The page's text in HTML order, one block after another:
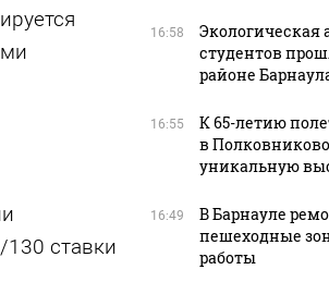
130 ставки
16:58
Экологическая
студентов
районе
16:55
К 65-летию
в
уникальную
16:49
В Барнауле
пешеходные
работы